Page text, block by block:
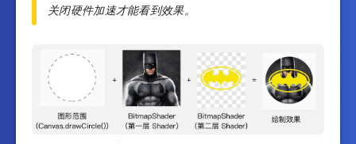
关闭硬件加速才能看到效果。